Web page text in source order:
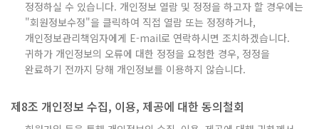
정정하실 수 있습니다. 개인정보 열람 및 정정을 하고자 할 경우에는
"회원정보수정"을 클릭하여 직접 열람 또는 정정하거나,
개인정보관리책임자에게 E-mail로 연락하시면 조치하겠습니다.
귀하가 개인정보의 오류에 대한 정정을 요청한 경우, 정정을
완료하기 전까지 당해 개인정보를 이용하지 않습니다.
제8조 개인정보 수집, 이용, 제공에 대한 동의철회